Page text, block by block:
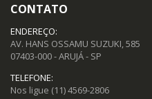
CONTATO
ENDEREÇO:
AV. HANS OSSAMU SUZUKI, 585
07403-000 - ARUJÁ - SP
TELEFONE:
Nos ligue (11) 4569-2806